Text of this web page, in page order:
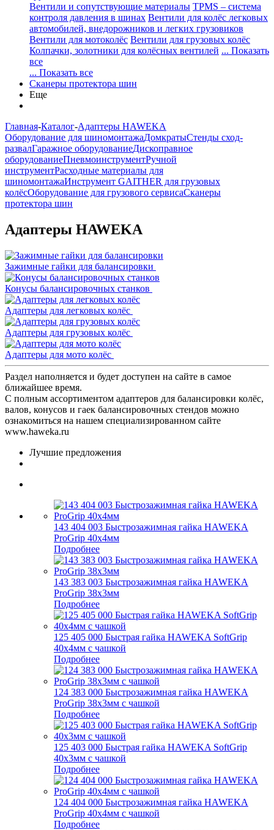
Вентили и сопутствующие материалы TPMS – система
контроля давления в шинах Вентили для колёс легковых
автомобилей, внедорожников и легких грузовиков
Вентили для мотоколёс Вентили для грузовых колёс
Колпачки, золотники для колёсных вентилей ... Показать
все
... Показать все
Сканеры протектора шин
Еще
Главная-Каталог-Адаптеры HAWEKA
Оборудование для шиномонтажаДомкратыСтенды сход-
развалГаражное оборудованиеДископравное
оборудованиеПневмоинструментРучной
инструментРасходные материалы для
шиномонтажаИнструмент GAITHER для грузовых
колёсОборудование для грузового сервисаСканеры
протектора шин
Адаптеры HAWEKA
Зажимные гайки для балансировки
Конусы балансировочных станков
Адаптеры для легковых колёс
Адаптеры для грузовых колёс
Адаптеры для мото колёс
Раздел наполняется и будет доступен на сайте в самое
ближайшее время.
С полным ассортиментом адаптеров для балансировки колёс,
валов, конусов и гаек балансировочных стендов можно
ознакомиться на нашем специализированном сайте
www.haweka.ru
Лучшие предложения
143 404 003 Быстрозажимная гайка HAWEKA
ProGrip 40х4мм
Подробнее
143 383 003 Быстрозажимная гайка HAWEKA
ProGrip 38x3мм
Подробнее
125 405 000 Быстрая гайка HAWEKA SoftGrip
40х4мм с чашкой
Подробнее
124 383 000 Быстрозажимная гайка HAWEKA
ProGrip 38х3мм с чашкой
Подробнее
125 403 000 Быстрая гайка HAWEKA SoftGrip
40х3мм с чашкой
Подробнее
124 404 000 Быстрозажимная гайка HAWEKA
ProGrip 40х4мм с чашкой
Подробнее